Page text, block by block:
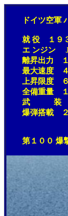
ドイツ空軍 ハ
就 役 １９３
エ ンジン
離昇出力 １
最大速度 ４０
上昇限度 ６
全備重量 １
武 装 MG１
爆弾搭載
第１００ 爆撃